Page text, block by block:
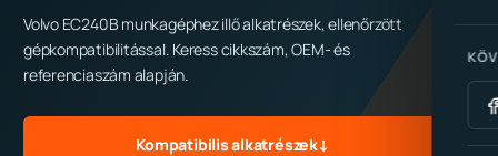
Volvo EC240B munkagéphez illő alkatrészek, ellenőrzött
gépkompatibilitással. Keress cikkszám, OEM- és
referenciaszám alapján.
Kompatibilis alkatrészek↓